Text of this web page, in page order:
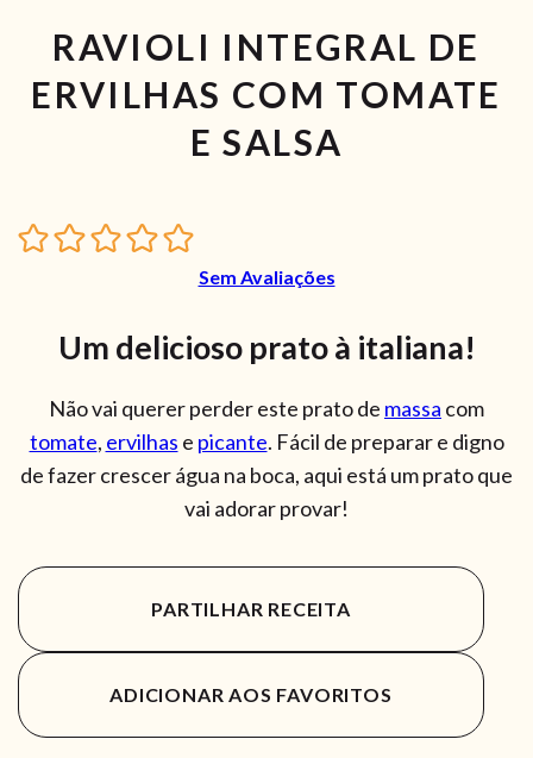
RAVIOLI INTEGRAL DE
ERVILHAS COM TOMATE
E SALSA
Sem Avaliações
Um delicioso prato à italiana!
Não vai querer perder este prato de massa com
tomate, ervilhas e picante. Fácil de preparar e digno
de fazer crescer água na boca, aqui está um prato que
vai adorar provar!
PARTILHAR RECEITA
ADICIONAR AOS FAVORITOS